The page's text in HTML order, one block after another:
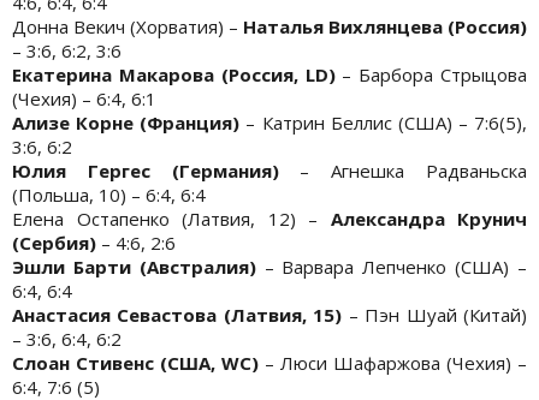
Донна Векич (Хорватия) – Наталья Вихлянцева (Россия)
– 3:6, 6:2, 3:6
Екатерина Макарова (Россия, LD)– Барбора Стрыцова
(Чехия) – 6:4, 6:1
Ализе Корне (Франция) – Катрин Беллис (США) – 7:6(5),
3:6, 6:2
Юлия Гергес (Германия)– Агнешка Радваньска
(Польша, 10) – 6:4, 6:4
Елена Остапенко (Латвия, 12) – Александра Крунич
(Сербия) – 4:6, 2:6
Эшли Барти (Австралия) – Варвара Лепченко (США) –
6:4, 6:4
Анастасия Севастова (Латвия, 15) – Пэн Шуай (Китай)
– 3:6, 6:4, 6:2
Слоан Стивенс (США, WC) – Люси Шафаржова (Чехия) –
6:4, 7:6 (5)